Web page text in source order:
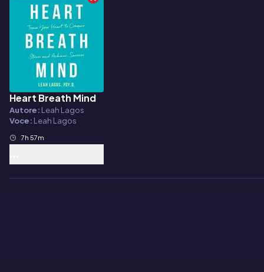
Audiolibro
Heart Breath Mind
Autore: Leah Lagos
Voce: Leah Lagos
7h 57m